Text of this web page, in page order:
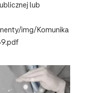
lub
img/Komunika